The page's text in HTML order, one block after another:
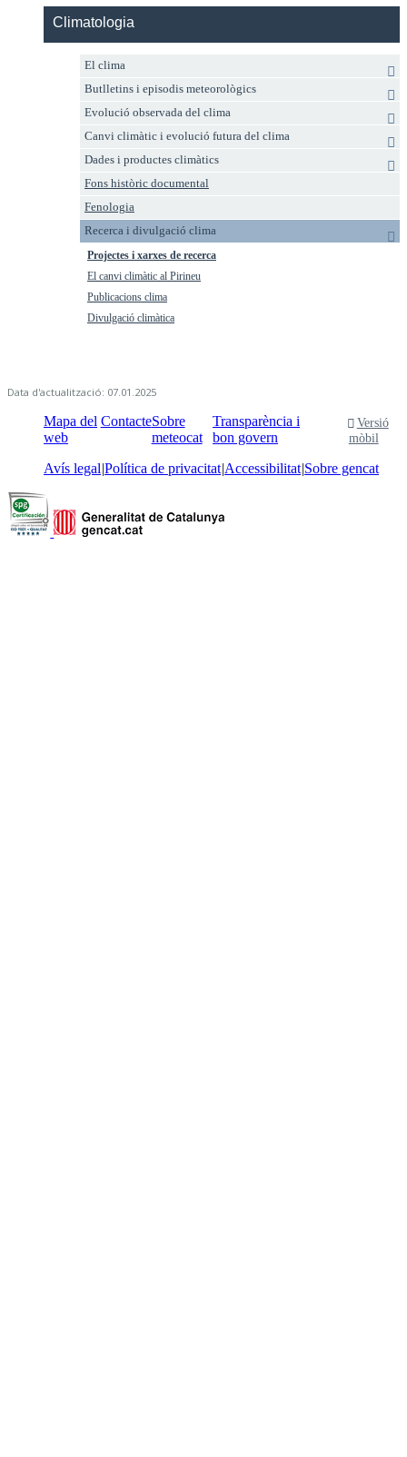
Climatologia
El clima
Butlletins i episodis meteorològics
Evolució observada del clima
Canvi climàtic i evolució futura del clima
Dades i productes climàtics
Fons històric documental
Fenologia
Recerca i divulgació clima
Projectes i xarxes de recerca
El canvi climàtic al Pirineu
Publicacions clima
Divulgació climàtica
Data d'actualització: 07.01.2025
Mapa del
web
ContacteSobre
meteocat
Transparència i
bon govern
Versió
mòbil
Avís legal Política de privacitat Accessibilitat Sobre gencat